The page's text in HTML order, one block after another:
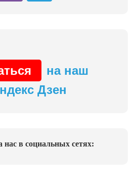
на наш
Дзен
в социальных сетях: